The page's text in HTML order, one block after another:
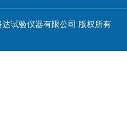
试验仪器有限公司 版权所有